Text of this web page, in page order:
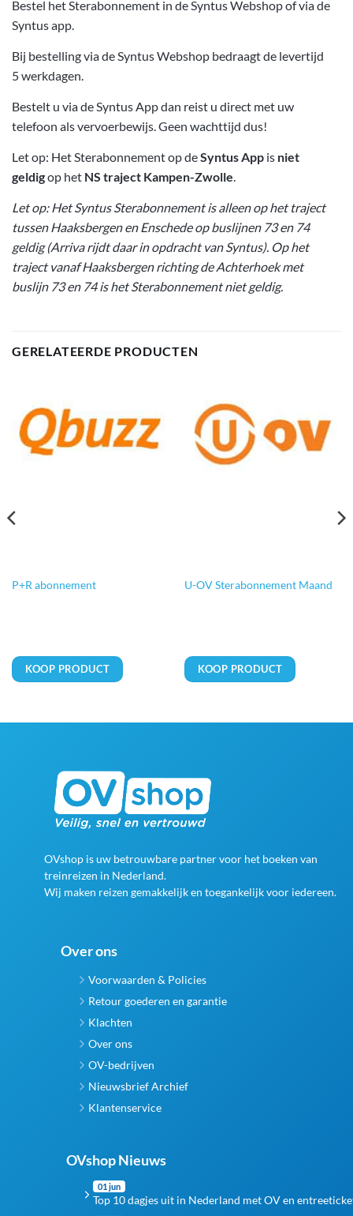
Bestel het Sterabonnement in de Syntus Webshop of via de
Syntus app.
Bij bestelling via de Syntus Webshop bedraagt de levertijd
5 werkdagen.
Bestelt u via de Syntus App dan reist u direct met uw
telefoon als vervoerbewijs. Geen wachttijd dus!
Let op: Het Sterabonnement op deSyntus App is niet
geldigop het NS traject Kampen-Zwolle.
Let op: Het Syntus Sterabonnement is alleen op het traject
tussen Haaksbergen en Enschede op buslijnen 73 en 74
geldig (Arriva rijdt daar in opdracht van Syntus). Op het
traject vanaf Haaksbergen richting de Achterhoek met
buslijn 73 en 74 is het Sterabonnement niet geldig.
GERELATEERDE PRODUCTEN
P+R abonnement
KOOP PRODUCT
U-OV Sterabonnement Maand
KOOP PRODUCT
OVshop is uw betrouwbare partner voor het boeken van
treinreizen in Nederland.
Wij maken reizen gemakkelijk en toegankelijk voor iedereen.
Over ons
Voorwaarden & Policies
Retour goederen en garantie
Klachten
Over ons
OV-bedrijven
Nieuwsbrief Archief
Klantenservice
OVshop Nieuws
01 jun
Top 10 dagjes uit in Nederland met OV en